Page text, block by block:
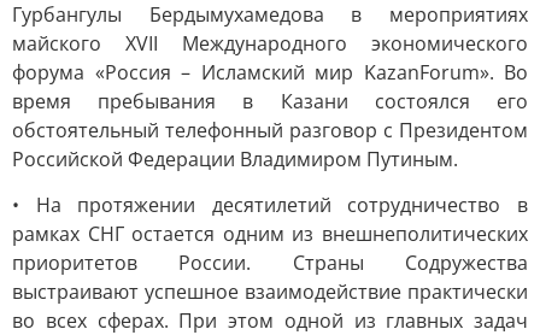
Гурбангулы Бердымухамедова в мероприятиях
майского XVII Международного экономического
форума «Россия – Исламский мир KazanForum». Во
время пребывания в Казани состоялся его
обстоятельный телефонный разговор с Президентом
Российской Федерации Владимиром Путиным.
• На протяжении десятилетий сотрудничество в
рамках СНГ остается одним из внешнеполитических
приоритетов России. Страны Содружества
выстраивают успешное взаимодействие практически
во всех сферах. При этом одной из главных задач